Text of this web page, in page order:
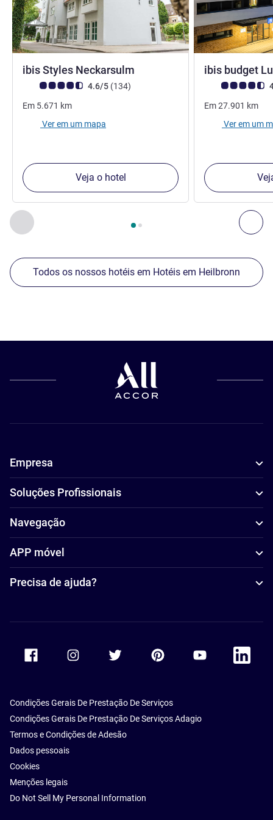
Anterior - Os nossos outros estabelecimentos nas
Página , Os nossos outros estabelecimentos nas
ibis Styles Neckarsulm
Nota clientes Avis (Classificação ALL)
4.6/5 (134comentários
)
Em 5.671 km
Ver em um mapa
Veja o hotel
ibis budget
Nota clientes
Em27.901 km
Ver em um
Todos os nossos hotéis em Hotéis em Heilbronn
Empresa
Soluções Profissionais
Navegação
APP móvel
Precisa de ajuda?
Accor Youtube
Accor
Condições Gerais De Prestação De Serviços
Condições Gerais De Prestação De Serviços Adagio
Termos e Condições de Adesão
Dados pessoais
Cookies
Menções legais
Do Not Sell My Personal Information